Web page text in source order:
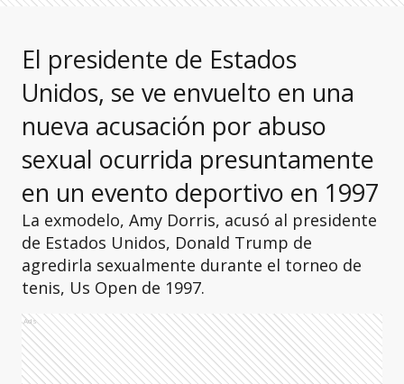
El presidente de Estados
Unidos, se ve envuelto en una
nueva acusación por abuso
sexual ocurrida presuntamente
en un evento deportivo en 1997
La exmodelo, Amy Dorris, acusó al presidente
de Estados Unidos, Donald Trump de
agredirla sexualmente durante el torneo de
tenis, Us Open de 1997.
Ads